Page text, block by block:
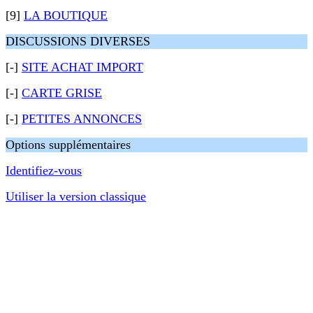
[9] LA BOUTIQUE
DISCUSSIONS DIVERSES
[-] SITE ACHAT IMPORT
[-] CARTE GRISE
[-] PETITES ANNONCES
Options supplémentaires
Identifiez-vous
Utiliser la version classique